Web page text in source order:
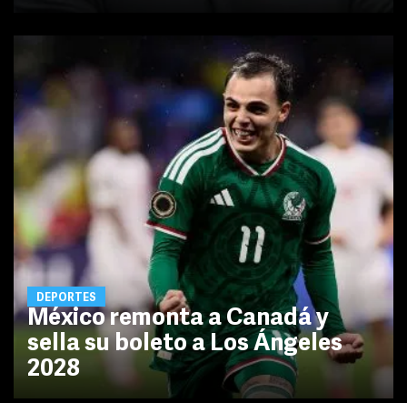
DEPORTES
México remonta a Canadá y
sella su boleto a Los Ángeles
2028